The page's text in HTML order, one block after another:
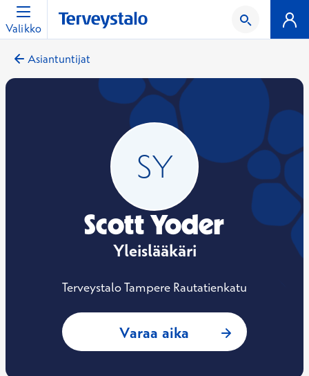
Valikko
Asiantuntijat
Scott Yoder
Yleislääkäri
Terveystalo Tampere Rautatienkatu
Varaa aika : Scott Yoder,